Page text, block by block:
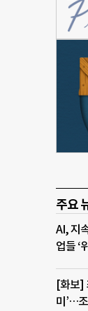
주요
AI, 지
업들 ‘
[화보]
미’…